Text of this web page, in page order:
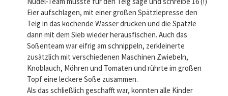
Eier aufschlagen, mit einer großen Spätzlepresse den
Teig in das kochende Wasser drücken und die Spätzle
dann mit dem Sieb wieder herausfischen. Auch das
Soßenteam war eifrig am schnippeln, zerkleinerte
zusätzlich mit verschiedenen Maschinen Zwiebeln,
Knoblauch, Möhren und Tomaten und rührte im großen
Topf eine leckere Soße zusammen.
Als das schließlich geschafft war, konnten alle Kinder